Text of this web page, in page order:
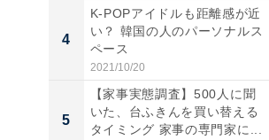
4
K-POPアイドルも距離感が近
い？ 韓国の人のパーソナルス
ペース
2021/10/20
5
【家事実態調査】500人に聞
いた、台ふきんを買い替える
タイミング 家事の専門家に...